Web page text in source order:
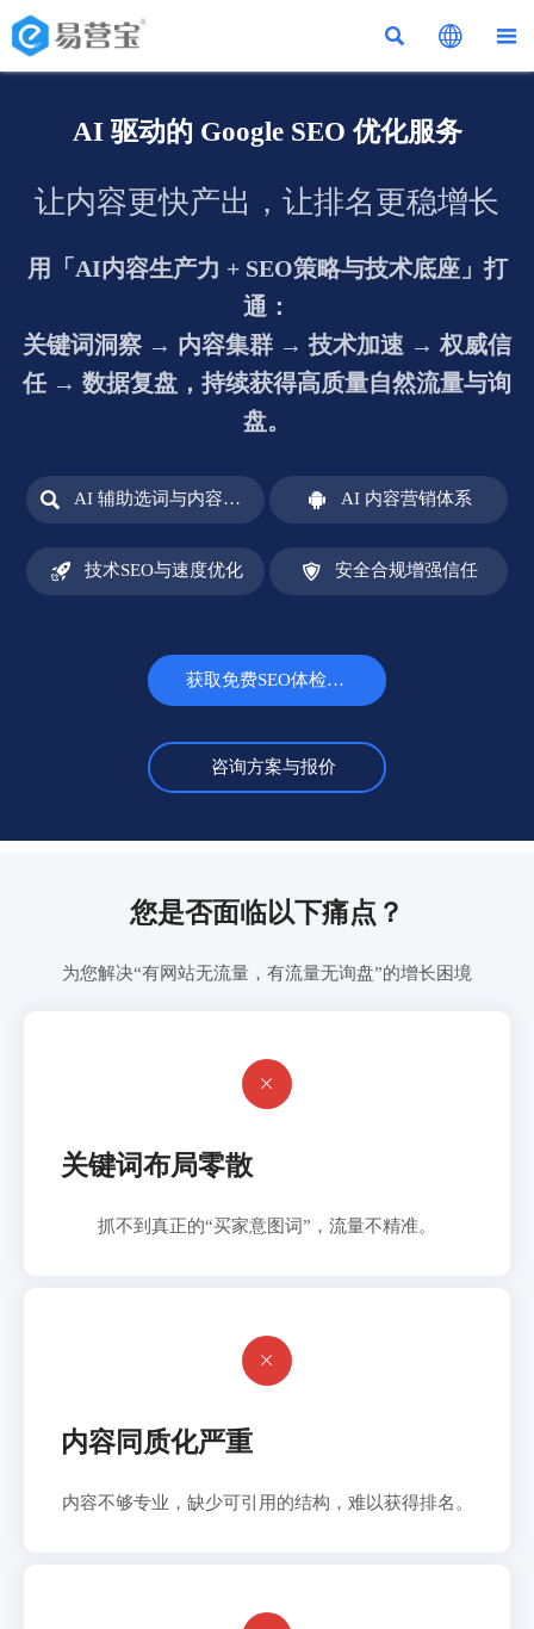
  
AI 驱动的 Google SEO 优化服务
让内容更快产出，让排名更稳增长
用「AI内容生产力 + SEO策略与技术底座」打
通：
关键词洞察 → 内容集群 → 技术加速 → 权威信
任 → 数据复盘，持续获得高质量自然流量与询
盘。
 AI 辅助选词与内容规划  AI 内容营销体系
 技术SEO与速度优化  安全合规增强信任
获取免费SEO体检报告
咨询方案与报价
您是否面临以下痛点？
为您解决“有网站无流量，有流量无询盘”的增长困境

关键词布局零散
抓不到真正的“买家意图词”，流量不精准。

内容同质化严重
内容不够专业，缺少可引用的结构，难以获得排名。